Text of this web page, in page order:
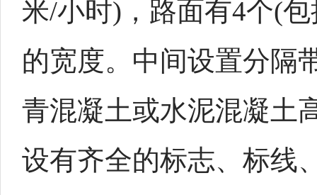
米/小时)，路面有4个(
的宽度。中间设置分隔
青混凝土或水泥混凝土
设有齐全的标志、标线